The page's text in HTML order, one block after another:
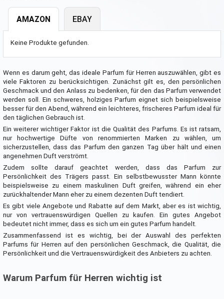
AMAZON
Keine Produkte gefunden.
EBAY
Wenn es darum geht, das ideale Parfum für Herren auszuwählen, gibt es
viele Faktoren zu berücksichtigen. Zunächst gilt es, den persönlichen
Geschmack und den Anlass zu bedenken, für den das Parfum verwendet
werden soll. Ein schweres, holziges Parfum eignet sich beispielsweise
besser für den Abend, während ein leichteres, frischeres Parfum ideal für
den täglichen Gebrauch ist.
Ein weiterer wichtiger Faktor ist die Qualität des Parfums. Es ist ratsam,
nur hochwertige Düfte von renommierten Marken zu wählen, um
sicherzustellen, dass das Parfum den ganzen Tag über hält und einen
angenehmen Duft verströmt.
Zudem sollte darauf geachtet werden, dass das Parfum zur
Persönlichkeit des Trägers passt. Ein selbstbewusster Mann könnte
beispielsweise zu einem maskulinen Duft greifen, während ein eher
zurückhaltender Mann eher zu einem dezenten Duft tendiert.
Es gibt viele Angebote und Rabatte auf dem Markt, aber es ist wichtig,
nur von vertrauenswürdigen Quellen zu kaufen. Ein gutes Angebot
bedeutet nicht immer, dass es sich um ein gutes Parfum handelt.
Zusammenfassend ist es wichtig, bei der Auswahl des perfekten
Parfums für Herren auf den persönlichen Geschmack, die Qualität, die
Persönlichkeit und die Vertrauenswürdigkeit des Anbieters zu achten.
Warum Parfum für Herren wichtig ist